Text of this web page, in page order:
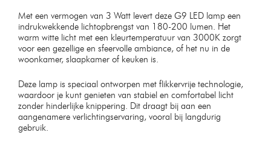
Met een vermogen van 3 Watt levert deze G9 LED lamp een
indrukwekkende lichtopbrengst van 180-200 lumen. Het
warm witte licht met een kleurtemperatuur van 3000K zorgt
voor een gezellige en sfeervolle ambiance, of het nu in de
woonkamer, slaapkamer of keuken is.
Deze lamp is speciaal ontworpen met flikkervrije technologie,
waardoor je kunt genieten van stabiel en comfortabel licht
zonder hinderlijke knippering. Dit draagt bij aan een
aangenamere verlichtingservaring, vooral bij langdurig
gebruik.